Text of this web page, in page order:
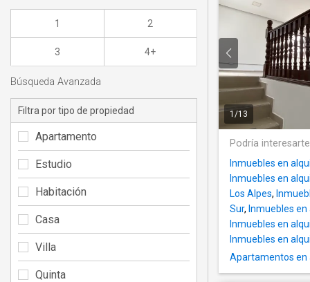
1 /13
Podría
Inmuebles en
Inmuebles en
Los Alpes,
Sur, Inmuebles
Inmuebles en
Inmuebles en
Apartamentos en
1 2
3 4+
Búsqueda Avanzada
Filtra por tipo de propiedad
Apartamento
Estudio
Habitación
Casa
Villa
Quinta